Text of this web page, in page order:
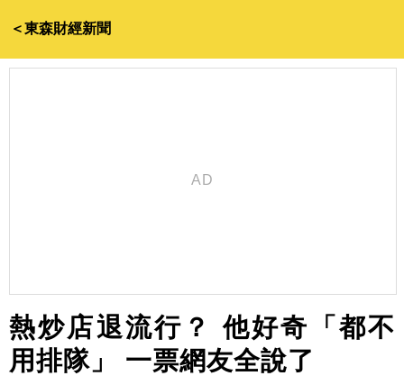
＜東森財經新聞
熱炒店退流行？ 他好奇「都不
用排隊」 一票網友全說了